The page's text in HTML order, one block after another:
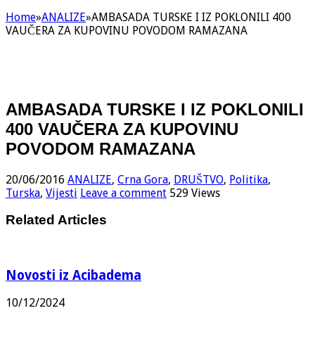
Home»ANALIZE»AMBASADA TURSKE I IZ POKLONILI 400
VAUČERA ZA KUPOVINU POVODOM RAMAZANA
AMBASADA TURSKE I IZ POKLONILI
400 VAUČERA ZA KUPOVINU
POVODOM RAMAZANA
20/06/2016 ANALIZE, Crna Gora, DRUŠTVO, Politika,
Turska, Vijesti Leave a comment 529 Views
Related Articles
Novosti iz Acibadema
10/12/2024